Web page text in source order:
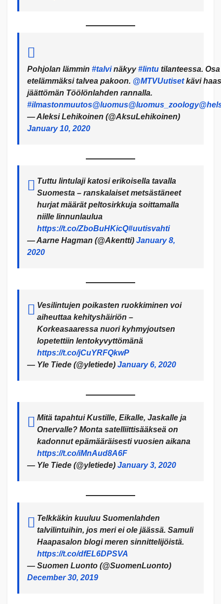
Pohjolan lämmin #talvinäkyy#lintu tilanteessa.
etelämmäksi talvea pakoon. @MTVUutisetkävi
jäättömän Töölönlahden rannalla.
#ilmastonmuutos@luomus@luomus_zoology
— Aleksi Lehikoinen (@AksuLehikoinen)
January 10, 2020
Tuttu lintulaji katosi erikoisella tavalla
Suomesta – ranskalaiset metsästäneet
hurjat määrät peltosirkkuja soittamalla
niille linnunlaulua
https://t.co/ZboBuHKicQ#uutisvahti
— Aarne Hagman (@Akentti) January 8,
2020
Vesilintujen poikasten ruokkiminen voi
aiheuttaa kehityshäiriön –
Korkeasaaressa nuori kyhmyjoutsen
lopetettiin lentokyvyttömänä
https://t.co/jCuYRFQkwP
— Yle Tiede (@yletiede) January 6, 2020
Mitä tapahtui Kustille, Eikalle, Jaskalle ja
Onervalle? Monta satelliittisääkseä on
kadonnut epämääräisesti vuosien aikana
https://t.co/iMnAud8A6F
— Yle Tiede (@yletiede) January 3, 2020
Telkkäkin kuuluu Suomenlahden
talvilintuihin, jos meri ei ole jäässä. Samuli
Haapasalon blogi meren sinnittelijöistä.
https://t.co/dfEL6DPSVA
— Suomen Luonto (@SuomenLuonto)
December 30, 2019